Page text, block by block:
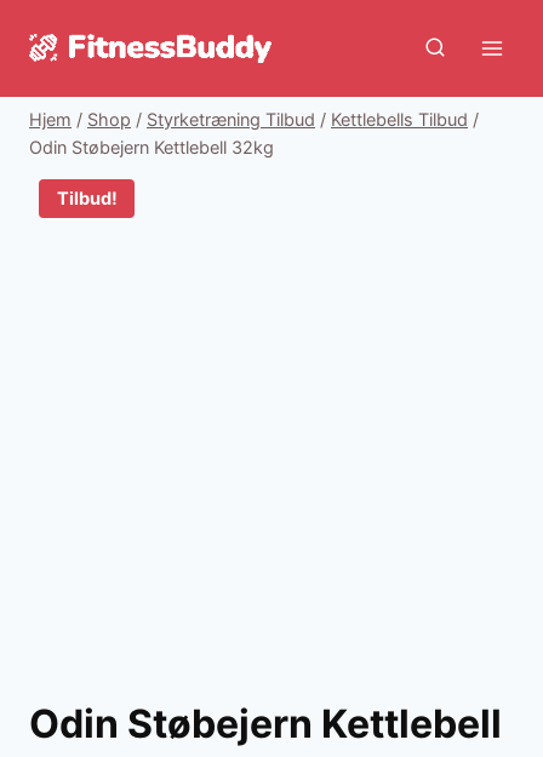
Hjem / Shop / Styrketræning Tilbud / Kettlebells Tilbud /
Odin Støbejern Kettlebell 32kg
Tilbud!
Odin Støbejern Kettlebell